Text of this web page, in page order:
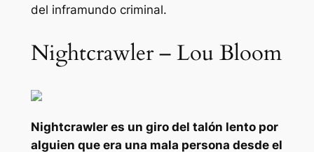
del inframundo criminal.
Nightcrawler – Lou Bloom
Nightcrawleres un giro del talón lento por
alguien que era una mala persona desde el